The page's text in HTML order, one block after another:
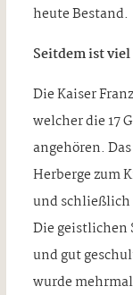
heute Bestand.
Seitdem ist
Die Kaiser
welcher die 17
angehören.
Herberge zum
und schließlich
Die geistlichen
und gut
wurde